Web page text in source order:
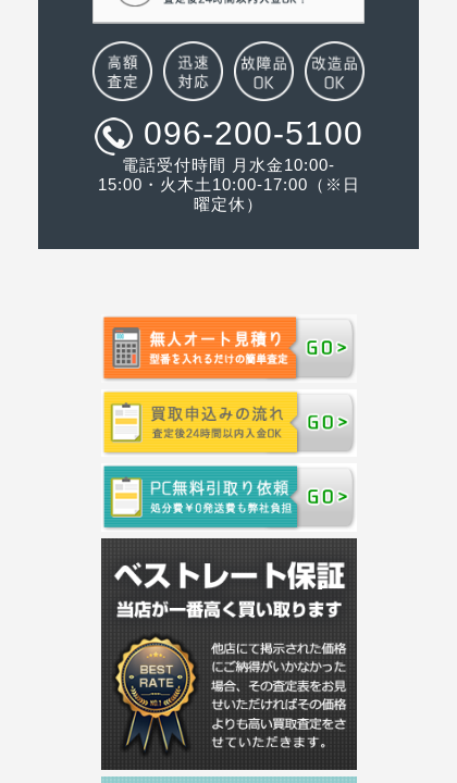
096-200-5100
電話受付時間 月水金10:00-
15:00・火木土10:00-17:00（※日
曜定休）